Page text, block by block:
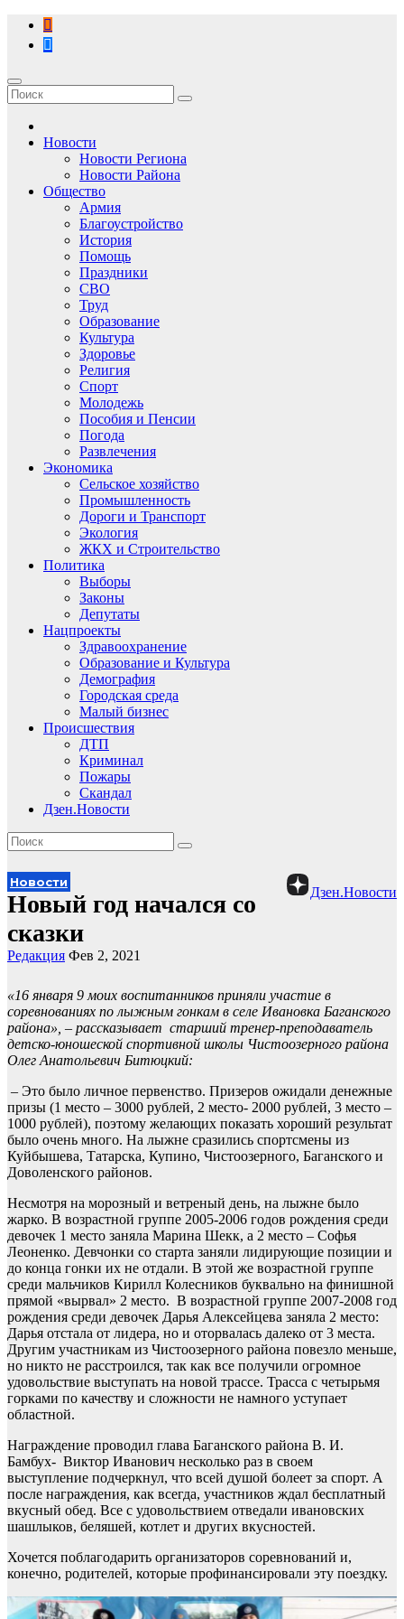
Перейти
содержимому
Новости
Новости Региона
Новости Района
Общество
Армия
Благоустройство
История
Помощь
Праздники
СВО
Труд
Образование
Культура
Здоровье
Религия
Спорт
Молодежь
Пособия и Пенсии
Погода
Развлечения
Экономика
Сельское хозяйство
Промышленность
Дороги и Транспорт
Экология
ЖКХ и Строительство
Политика
Выборы
Законы
Депутаты
Нацпроекты
Здравоохранение
Образование и Культура
Демография
Городская среда
Малый бизнес
Происшествия
ДТП
Криминал
Пожары
Скандал
Дзен.Новости
Дзен.Новости
Новости
Новый год начался со
сказки
Редакция Фев 2, 2021
«16 января 9 моих воспитанников приняли участие в
соревнованиях по лыжным гонкам в селе Ивановка Баганского
района», – рассказывает старший тренер-преподаватель
детско-юношеской спортивной школы Чистоозерного района
Олег Анатольевич Битюцкий:
– Это было личное первенство. Призеров ожидали денежные
призы (1 место – 3000 рублей, 2 место- 2000 рублей, 3 место –
1000 рублей), поэтому желающих показать хороший результат
было очень много. На лыжне сразились спортсмены из
Куйбышева, Татарска, Купино, Чистоозерного, Баганского и
Доволенского районов.
Несмотря на морозный и ветреный день, на лыжне было
жарко. В возрастной группе 2005-2006 годов рождения среди
девочек 1 место заняла Марина Шекк, а 2 место – Софья
Леоненко. Девчонки со старта заняли лидирующие позиции и
до конца гонки их не отдали. В этой же возрастной группе
среди мальчиков Кирилл Колесников буквально на финишной
прямой «вырвал» 2 место. В возрастной группе 2007-2008 год
рождения среди девочек Дарья Алексейцева заняла 2 место:
Дарья отстала от лидера, но и оторвалась далеко от 3 места.
Другим участникам из Чистоозерного района повезло меньше,
но никто не расстроился, так как все получили огромное
удовольствие выступать на новой трассе. Трасса с четырьмя
горками по качеству и сложности не намного уступает
областной.
Награждение проводил глава Баганского района В. И.
Бамбух- Виктор Иванович несколько раз в своем
выступление подчеркнул, что всей душой болеет за спорт. А
после награждения, как всегда, участников ждал бесплатный
вкусный обед. Все с удовольствием отведали ивановских
шашлыков, беляшей, котлет и других вкусностей.
Хочется поблагодарить организаторов соревнований и,
конечно, родителей, которые профинансировали эту поездку.